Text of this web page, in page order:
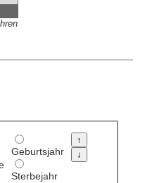
Geburtsjahr
Sterbejahr